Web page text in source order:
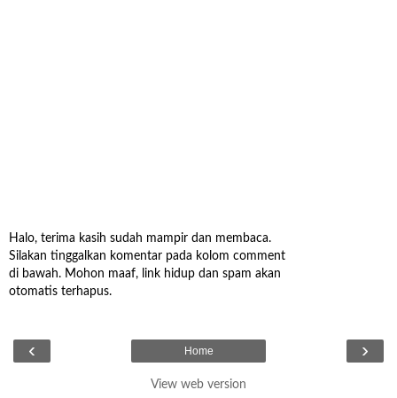
Halo, terima kasih sudah mampir dan membaca.
Silakan tinggalkan komentar pada kolom comment
di bawah. Mohon maaf, link hidup dan spam akan
otomatis terhapus.
‹ ›
Home
View web version